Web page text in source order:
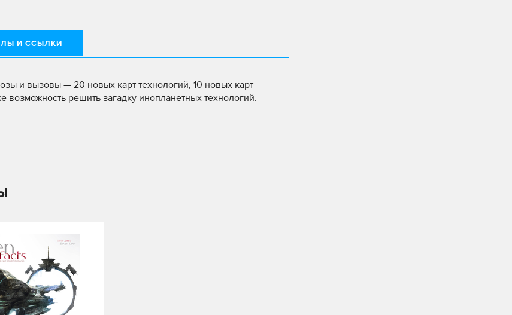
И ССЫЛКИ
и вызовы — 20 новых карт технологий, 10 новых карт
возможность решить загадку инопланетных технологий.